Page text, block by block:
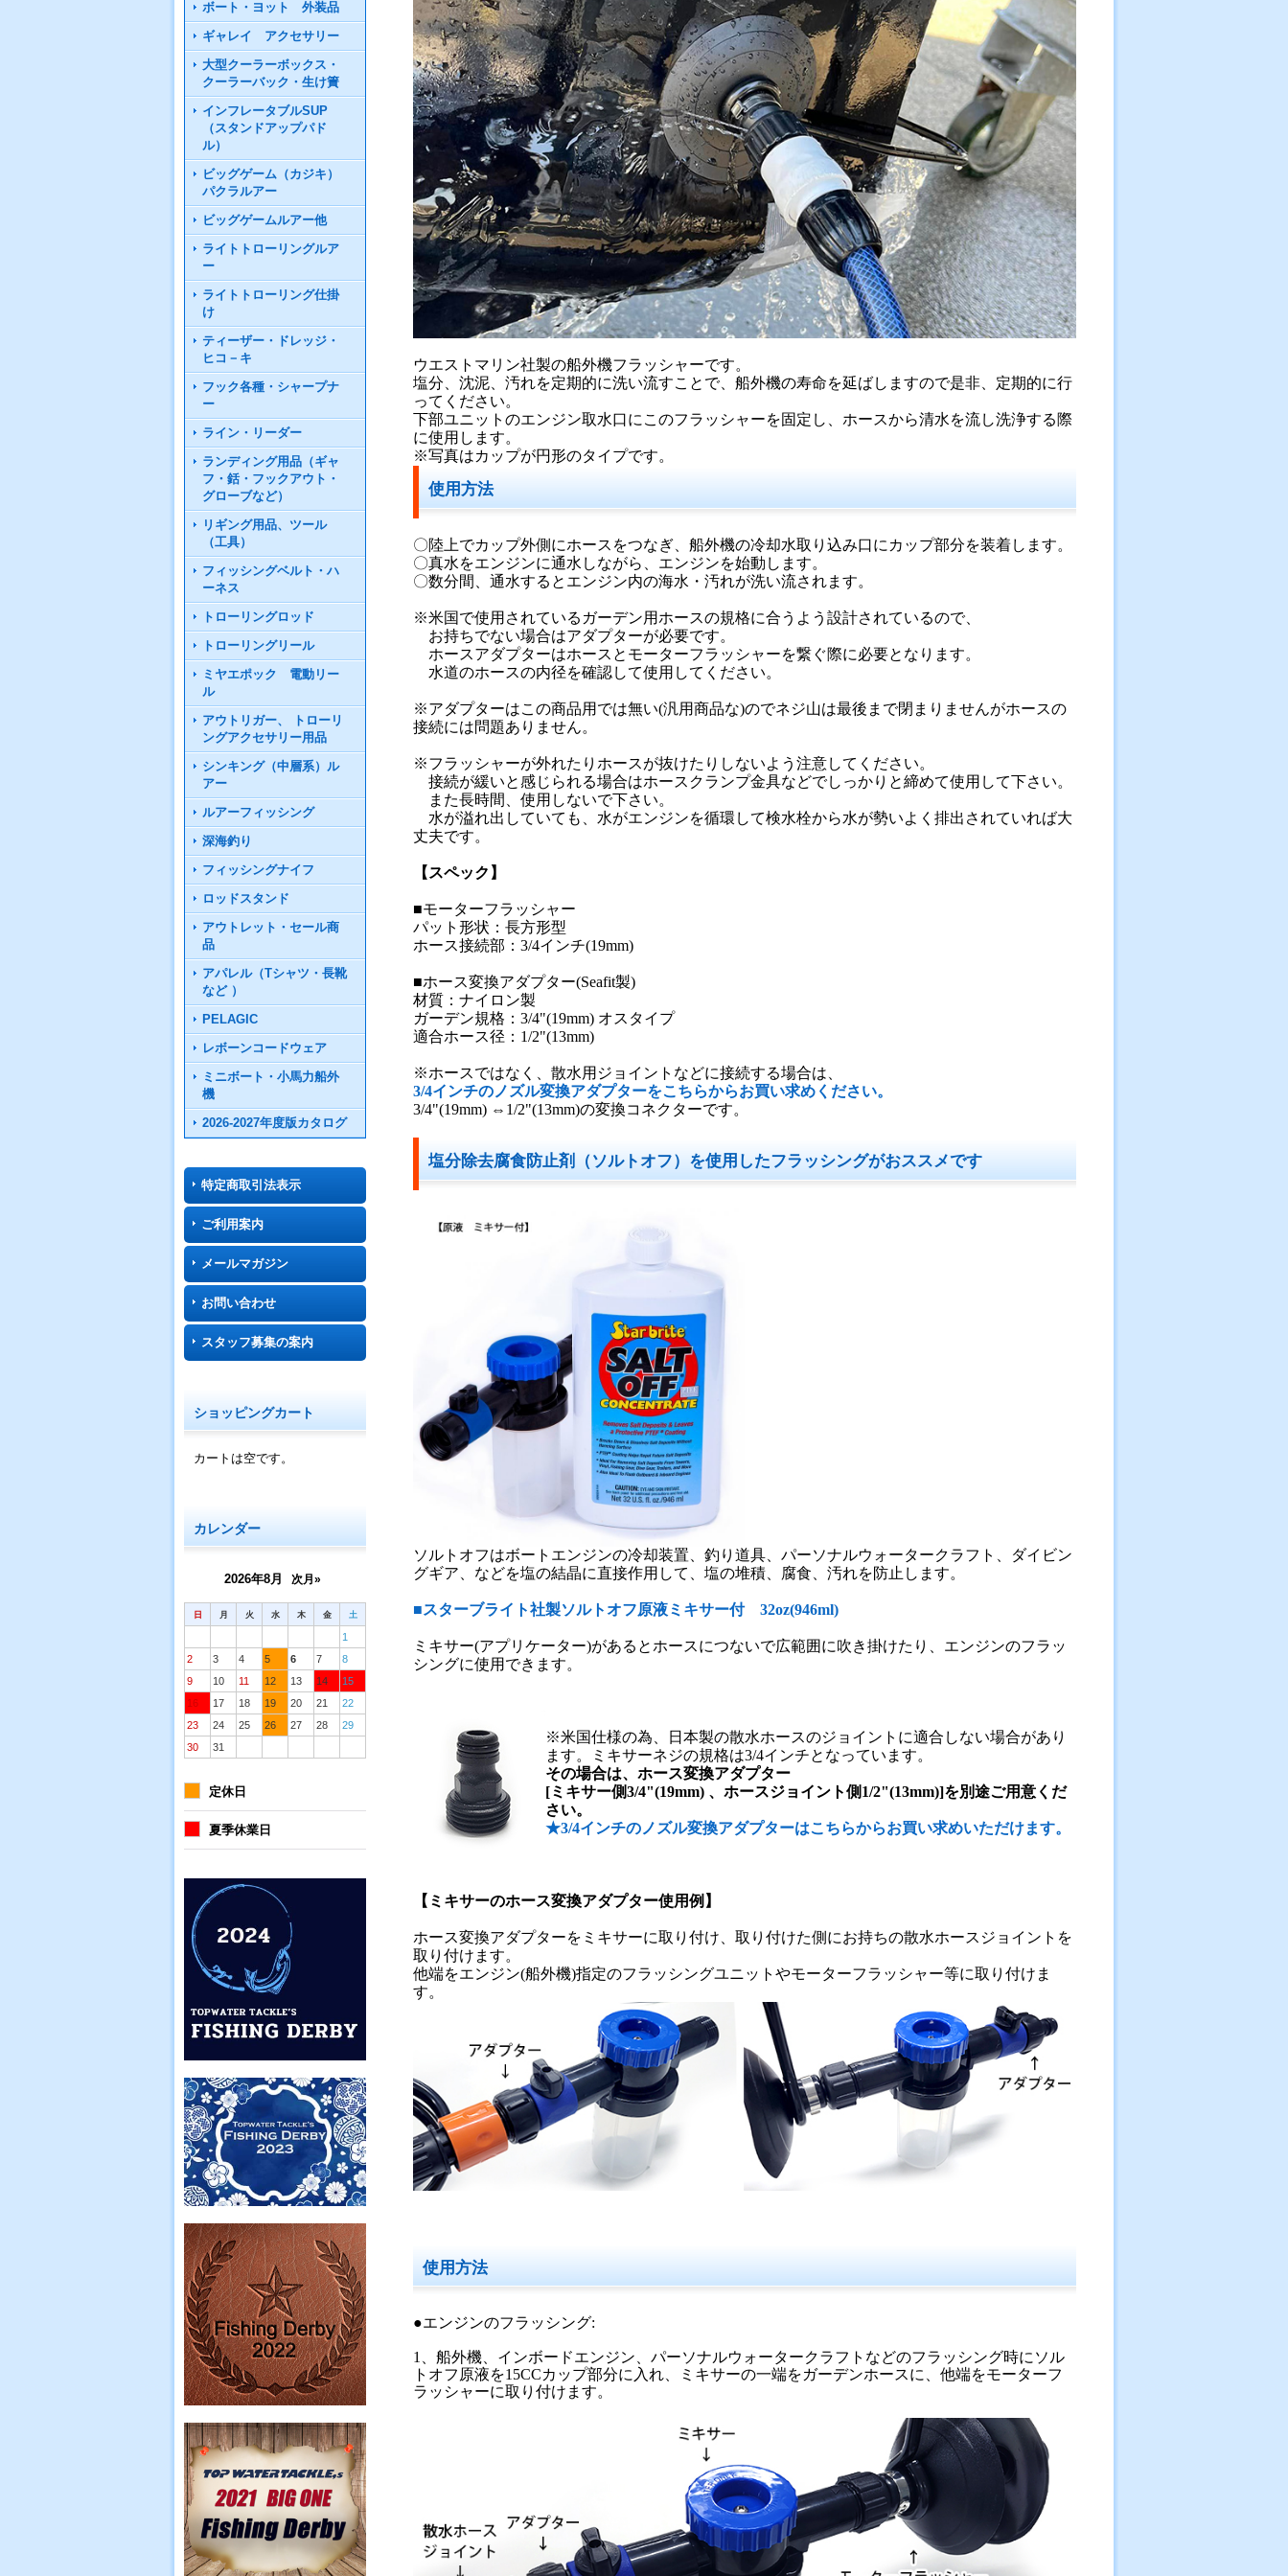
ボート・ヨット 外装品
ギャレイ アクセサリー
大型クーラーボックス・
クーラーバック・生け簀
インフレータブルSUP
（スタンドアップパド
ル）
ビッグゲーム（カジキ）
パクラルアー
ビッグゲームルアー他
ライトトローリングルア
ー
ライトトローリング仕掛
け
ティーザー・ドレッジ・
ヒコ－キ
フック各種・シャープナ
ー
ライン・リーダー
ランディング用品（ギャ
フ・銛・フックアウト・
グローブなど）
リギング用品、ツール
（工具）
フィッシングベルト・ハ
ーネス
トローリングロッド
トローリングリール
ミヤエポック 電動リー
ル
アウトリガー、 トローリ
ングアクセサリー用品
シンキング（中層系）ル
アー
ルアーフィッシング
深海釣り
フィッシングナイフ
ロッドスタンド
アウトレット・セール商
品
アパレル（Tシャツ・長靴
など ）
PELAGIC
レボーンコードウェア
ミニボート・小馬力船外
機
2026-2027年度版カタログ
特定商取引法表示
ご利用案内
メールマガジン
お問い合わせ
スタッフ募集の案内
ショッピングカート
カートは空です。
カレンダー
2026年8月 次月»
日 月 火 水 木 金 土
1
2
3 4 5 6 7
8
9
10 11 12 13 14
15
16
17 18 19 20 21
22
23
24 25 26 27 28
29
30
31
定休日
夏季休業日
ウエストマリン社製の船外機フラッシャーです。
塩分、沈泥、汚れを定期的に洗い流すことで、船外機の寿命を延ばしますので是非、定期的に行
ってください。
下部ユニットのエンジン取水口にこのフラッシャーを固定し、ホースから清水を流し洗浄する際
に使用します。
※写真はカップが円形のタイプです。
使用方法
〇陸上でカップ外側にホースをつなぎ、船外機の冷却水取り込み口にカップ部分を装着します。
〇真水をエンジンに通水しながら、エンジンを始動します。
〇数分間、通水するとエンジン内の海水・汚れが洗い流されます。
※米国で使用されているガーデン用ホースの規格に合うよう設計されているので、
お持ちでない場合はアダプターが必要です。
ホースアダプターはホースとモーターフラッシャーを繋ぐ際に必要となります。
水道のホースの内径を確認して使用してください。
※アダプターはこの商品用では無い(汎用商品な)のでネジ山は最後まで閉まりませんがホースの
接続には問題ありません。
※フラッシャーが外れたりホースが抜けたりしないよう注意してください。
接続が緩いと感じられる場合はホースクランプ金具などでしっかりと締めて使用して下さい。
また長時間、使用しないで下さい。
水が溢れ出していても、水がエンジンを循環して検水栓から水が勢いよく排出されていれば大
丈夫です。
【スペック】
■モーターフラッシャー
パット形状：長方形型
ホース接続部：3/4インチ(19mm)
■ホース変換アダプター(Seafit製)
材質：ナイロン製
ガーデン規格：3/4"(19mm) オスタイプ
適合ホース径：1/2"(13mm)
※ホースではなく、散水用ジョイントなどに接続する場合は、
3/4インチのノズル変換アダプターをこちらからお買い求めください。
3/4"(19mm) ⇔1/2"(13mm)の変換コネクターです。
塩分除去腐食防止剤（ソルトオフ）を使用したフラッシングがおススメです
ソルトオフはボートエンジンの冷却装置、釣り道具、パーソナルウォータークラフト、ダイビン
グギア、などを塩の結晶に直接作用して、塩の堆積、腐食、汚れを防止します。
■スターブライト社製ソルトオフ原液ミキサー付 32oz(946ml)
ミキサー(アプリケーター)があるとホースにつないで広範囲に吹き掛けたり、エンジンのフラッ
シングに使用できます。
※米国仕様の為、日本製の散水ホースのジョイントに適合しない場合があり
ます。ミキサーネジの規格は3/4インチとなっています。
その場合は、ホース変換アダプター
[ミキサー側3/4"(19mm) 、ホースジョイント側1/2"(13mm)]を別途ご用意くだ
さい。
★3/4インチのノズル変換アダプターはこちらからお買い求めいただけます。
【ミキサーのホース変換アダプター使用例】
ホース変換アダプターをミキサーに取り付け、取り付けた側にお持ちの散水ホースジョイントを
取り付けます。
他端をエンジン(船外機)指定のフラッシングユニットやモーターフラッシャー等に取り付けま
す。
使用方法
●エンジンのフラッシング:
1、船外機、インボードエンジン、パーソナルウォータークラフトなどのフラッシング時にソル
トオフ原液を15CCカップ部分に入れ、ミキサーの一端をガーデンホースに、他端をモーターフ
ラッシャーに取り付けます。